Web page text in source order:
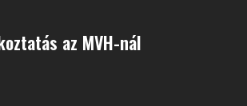
az MVH-nál